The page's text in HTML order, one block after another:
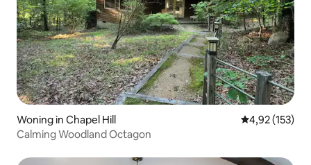
Woning in Chapel Hill Gemiddelde
4,92 (153)
Calming Woodland Octagon